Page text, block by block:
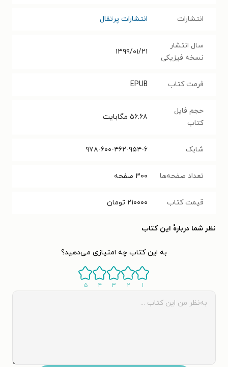
انتشارات انتشارات پرتقال
سال انتشار
نسخه فیزیکی
۱۳۹۹/۰۱/۲۱
فرمت کتاب EPUB
حجم فایل
کتاب
۵۶.۶۸ مگابایت
شابک ۹۷۸-۶۰۰-۴۶۲-۹۵۴-۶
تعداد صفحه‌ها ۳۰۰ صفحه
قیمت کتاب ۲۱۰۰۰۰ تومان
نظر شما دربارهٔ این کتاب
به این کتاب چه امتیازی می‌دهید؟
۱ ۲ ۳ ۴ ۵